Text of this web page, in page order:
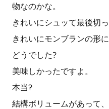
物なのかな。
きれいにシュッて最後切
きれいにモンブランの形
どうでした?
美味しかったですよ。
本当?
結構ボリュームがあって